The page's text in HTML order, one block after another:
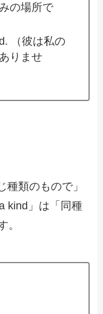
の場所で
（彼は私の
りませ
種類のもので」
kind」は「同種
。